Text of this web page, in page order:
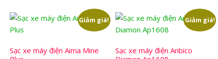
Giảm giá!
Sạc xe máy điện Aima Mine
Giảm giá!
Sạc xe máy điện Anbico